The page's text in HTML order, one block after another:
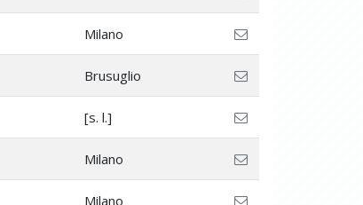
Milano
Brusuglio
[s. l.]
Milano
Milano